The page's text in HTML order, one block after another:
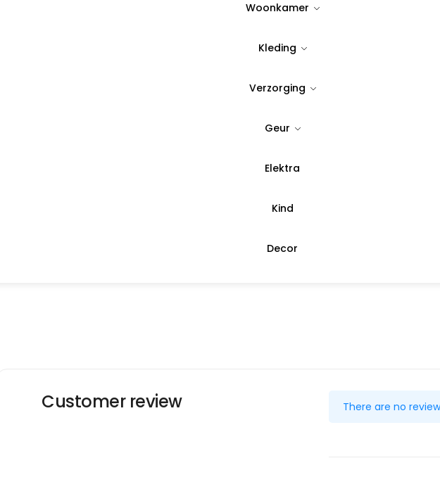
Woonkamer
Kleding
Verzorging
Geur
Elektra
Kind
Decor
Quantity:
Customer review There are no